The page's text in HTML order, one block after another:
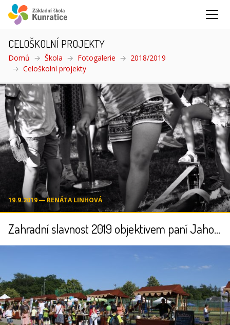
CELOŠKOLNÍ PROJEKTY
Domů Škola Fotogalerie
2018/2019
Celoškolní projekty
19.9.2019 ― RENÁTA LINHOVÁ
Zahradní slavnost 2019 objektivem paní Jahodové